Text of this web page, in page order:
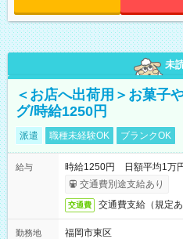
未
＜お店へ出荷用＞お菓子
グ/時給1250円
派遣 職種未経験OK ブランクOK
給与
時給1250円 日額平均1万
交通費別途支給あり
交通費 交通費支給（規定あ
勤務地
福岡市東区